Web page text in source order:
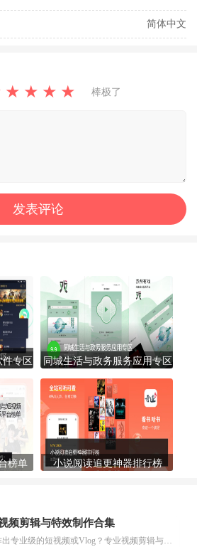
简体中文
★ ★ ★ ★ 棒极了
专区 同城生活与政务服务应用专区
榜单 小说阅读追更神器排行榜
频剪辑与特效制作合集
想制作出专业级的短视频或Vlog？专业视频剪辑与特效制作大全专题为你提供了从剪辑、抠像到特效包装的全套解决方案。无论是添加炫酷的片头、进行精准的视频抠图，还是制...